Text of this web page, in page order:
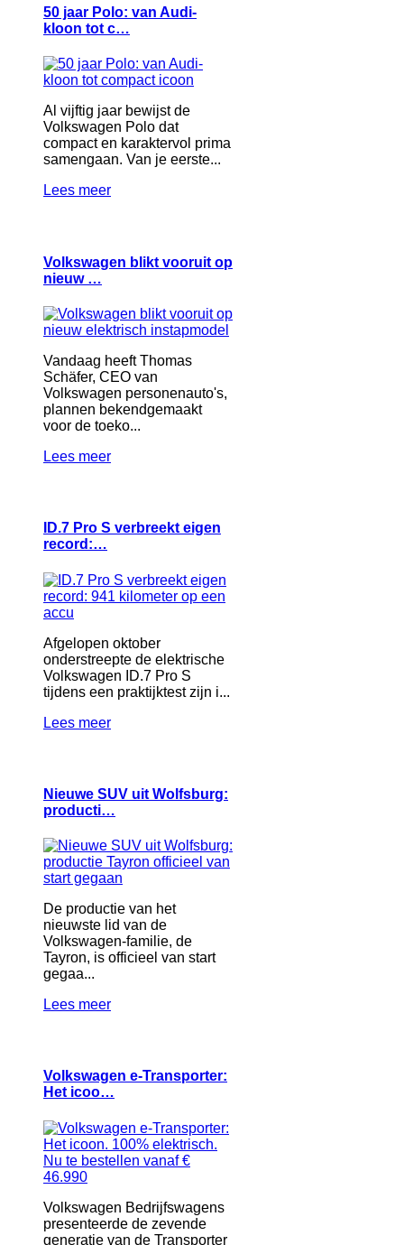
50 jaar Polo: van Audi-
kloon tot c…
Al vijftig jaar bewijst de
Volkswagen Polo dat
compact en karaktervol prima
samengaan. Van je eerste...
Lees meer
Volkswagen blikt vooruit op
nieuw …
Vandaag heeft Thomas
Schäfer, CEO van
Volkswagen personenauto's,
plannen bekendgemaakt
voor de toeko...
Lees meer
ID.7 Pro S verbreekt eigen
record:…
Afgelopen oktober
onderstreepte de elektrische
Volkswagen ID.7 Pro S
tijdens een praktijktest zijn i...
Lees meer
Nieuwe SUV uit Wolfsburg:
producti…
De productie van het
nieuwste lid van de
Volkswagen-familie, de
Tayron, is officieel van start
gegaa...
Lees meer
Volkswagen e-Transporter:
Het icoo…
Volkswagen Bedrijfswagens
presenteerde de zevende
generatie van de Transporter